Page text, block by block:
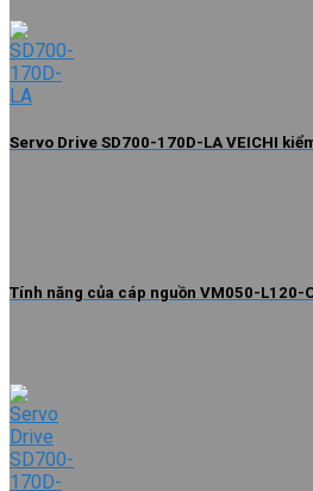
Servo Drive SD700-170D-LA VEICHI
Tính năng của cáp nguồn VM050-L120-